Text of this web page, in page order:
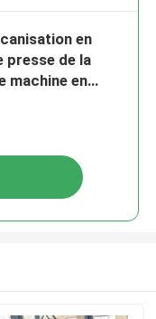
en
presse de la
machine en